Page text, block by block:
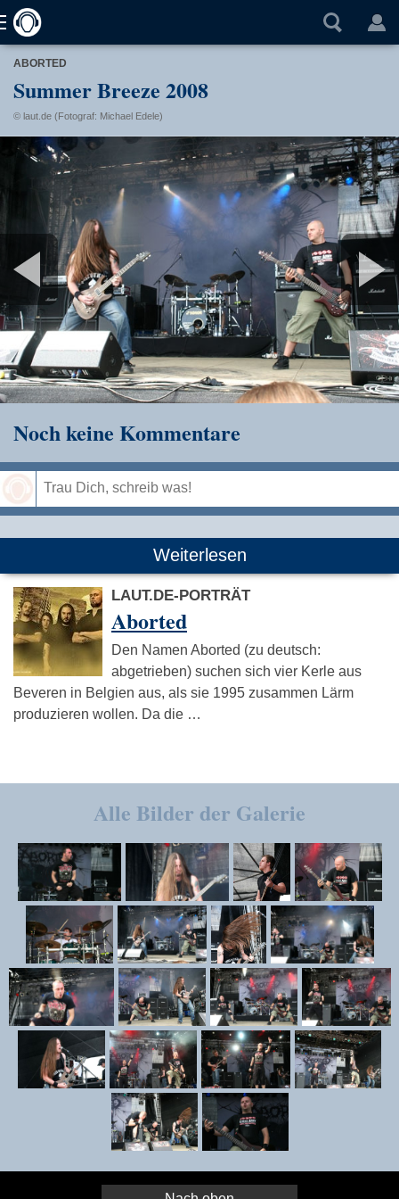
ABORTED
Summer Breeze 2008
© laut.de (Fotograf: Michael Edele)
Noch keine Kommentare
Weiterlesen
LAUT.DE-PORTRÄT
Aborted
Den Namen Aborted (zu deutsch:
abgetrieben) suchen sich vier Kerle aus
Beveren in Belgien aus, als sie 1995 zusammen Lärm
produzieren wollen. Da die …
Alle Bilder der Galerie